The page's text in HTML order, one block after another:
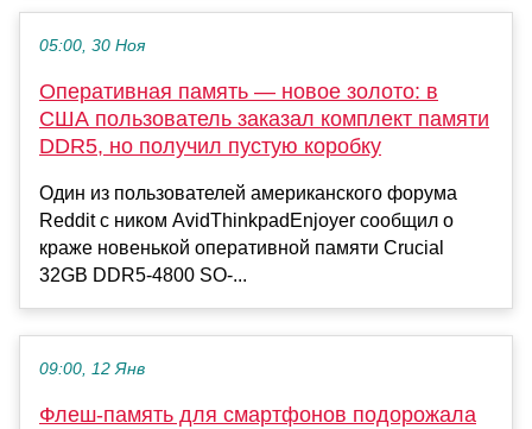
05:00, 30 Ноя
Оперативная память — новое золото: в
США пользователь заказал комплект памяти
DDR5, но получил пустую коробку
Один из пользователей американского форума
Reddit с ником AvidThinkpadEnjoyer сообщил о
краже новенькой оперативной памяти Crucial
32GB DDR5-4800 SO-...
09:00, 12 Янв
Флеш-память для смартфонов подорожала